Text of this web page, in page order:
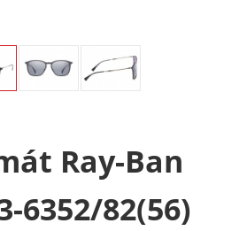
Ray-Ban
6352/82(56)